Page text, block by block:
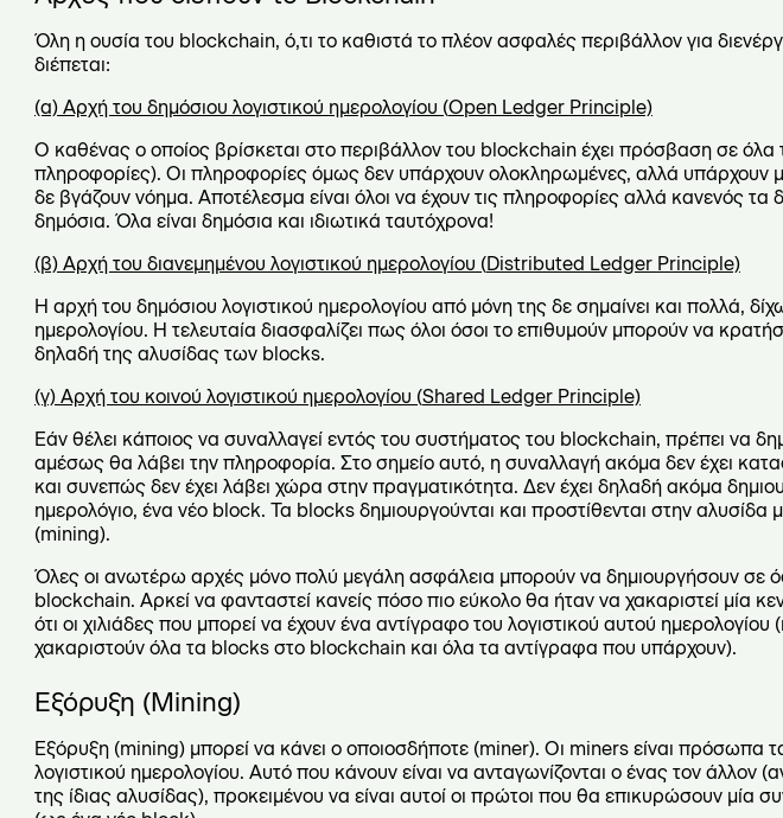
Όλη η ουσία του blockchain, ό,τι το καθιστά το πλέον ασφαλές περιβάλλον για
διέπεται:
(α) Αρχή του δημόσιου λογιστικού ημερολογίου (Open Ledger Principle)
Ο καθένας ο οποίος βρίσκεται στο περιβάλλον του blockchain έχει πρόσβαση σε όλα
πληροφορίες). Οι πληροφορίες όμως δεν υπάρχουν ολοκληρωμένες, αλλά υπάρχουν
δε βγάζουν νόημα. Αποτέλεσμα είναι όλοι να έχουν τις πληροφορίες αλλά κανενός τα
δημόσια. Όλα είναι δημόσια και ιδιωτικά ταυτόχρονα!
(β) Αρχή του διανεμημένου λογιστικού ημερολογίου (Distributed Ledger Principle)
Η αρχή του δημόσιου λογιστικού ημερολογίου από μόνη της δε σημαίνει και πολλά,
ημερολογίου. Η τελευταία διασφαλίζει πως όλοι όσοι το επιθυμούν μπορούν να
δηλαδή της αλυσίδας των blocks.
(γ) Αρχή του κοινού λογιστικού ημερολογίου (Shared Ledger Principle)
Εάν θέλει κάποιος να συναλλαγεί εντός του συστήματος του blockchain, πρέπει να
αμέσως θα λάβει την πληροφορία. Στο σημείο αυτό, η συναλλαγή ακόμα δεν έχει
και συνεπώς δεν έχει λάβει χώρα στην πραγματικότητα. Δεν έχει δηλαδή ακόμα
ημερολόγιο, ένα νέο block. Τα blocks δημιουργούνται και προστίθενται στην
(mining).
Όλες οι ανωτέρω αρχές μόνο πολύ μεγάλη ασφάλεια μπορούν να δημιουργήσουν σε
blockchain. Αρκεί να φανταστεί κανείς πόσο πιο εύκολο θα ήταν να χακαριστεί μία
ότι οι χιλιάδες που μπορεί να έχουν ένα αντίγραφο του λογιστικού αυτού
χακαριστούν όλα τα blocks στο blockchain και όλα τα αντίγραφα που υπάρχουν).
Εξόρυξη (Mining)
Εξόρυξη (mining) μπορεί να κάνει ο οποιοσδήποτε (miner). Οι miners είναι πρόσωπα
λογιστικού ημερολογίου. Αυτό που κάνουν είναι να ανταγωνίζονται ο ένας τον άλλον
της ίδιας αλυσίδας), προκειμένου να είναι αυτοί οι πρώτοι που θα επικυρώσουν μία